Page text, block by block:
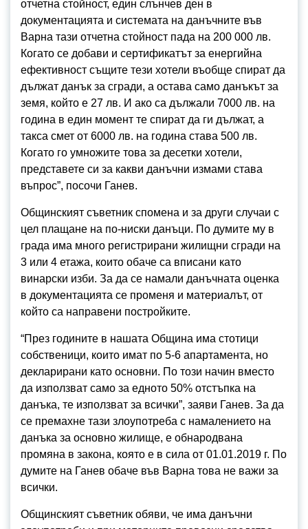
отчетна стойност, един слънчев ден в
документацията и системата на данъчните във
Варна тази отчетна стойност пада на 200 000 лв.
Когато се добави и сертификатът за енергийна
ефективност същите тези хотели въобще спират да
дължат данък за сгради, а остава само данъкът за
земя, който е 27 лв. И ако са дължали 7000 лв. на
година в един момент те спират да ги дължат, а
такса смет от 6000 лв. на година става 500 лв.
Когато го умножите това за десетки хотели,
представете си за какви данъчни измами става
въпрос”, посочи Ганев.
Общинският съветник спомена и за други случаи с
цел плащане на по-ниски данъци. По думите му в
града има много регистрирани жилищни сгради на
3 или 4 етажа, които обаче са вписани като
винарски изби. За да се намали данъчната оценка
в документацията се променя и материалът, от
който са направени постройките.
“През годините в нашата Община има стотици
собственици, които имат по 5-6 апартамента, но
декларирани като основни. По този начин вместо
да използват само за едното 50% отстъпка на
данъка, те използват за всички”, заяви Ганев. За да
се премахне тази злоупотреба с намалението на
данъка за основно жилище, е обнародвана
промяна в закона, която е в сила от 01.01.2019 г. По
думите на Ганев обаче във Варна това не важи за
всички.
Общинският съветник обяви, че има данъчни